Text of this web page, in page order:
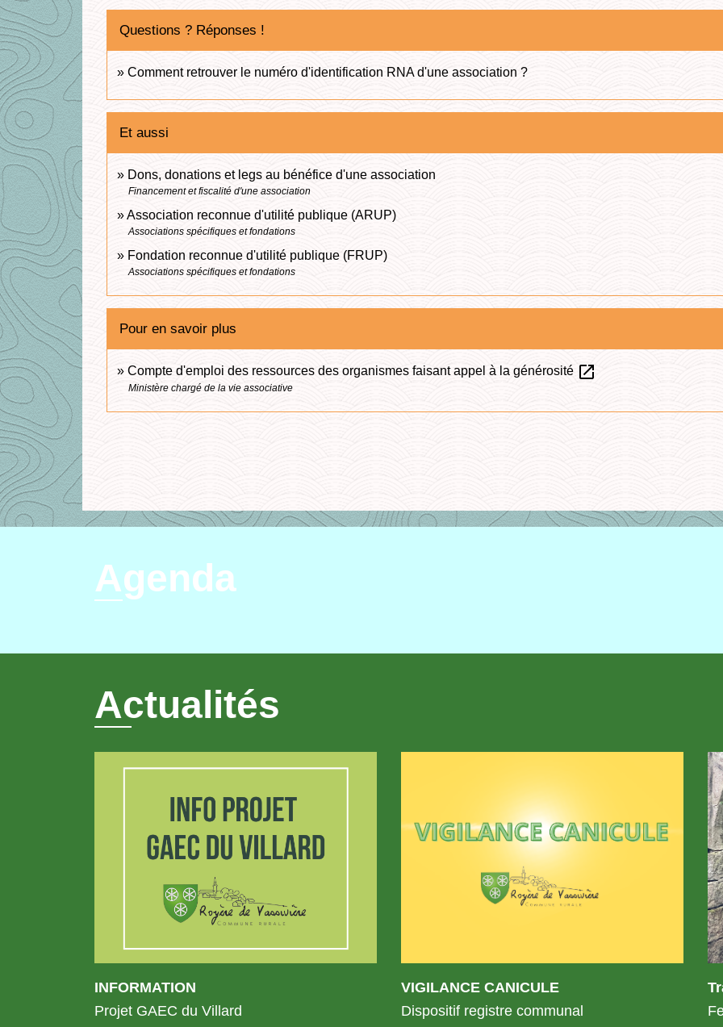
Questions ? Réponses !
Comment retrouver le numéro d'identification RNA d'une association ?
Et aussi
Dons, donations et legs au bénéfice d'une association
Financement et fiscalité d'une association
Association reconnue d'utilité publique (ARUP)
Associations spécifiques et fondations
Fondation reconnue d'utilité publique (FRUP)
Associations spécifiques et fondations
Pour en savoir plus
Compte d'emploi des ressources des organismes faisant appel à la générosité open_in_new
Ministère chargé de la vie associative
Agenda
Actualités
INFORMATION
Projet GAEC du Villard
VIGILANCE CANICULE
Dispositif registre communal